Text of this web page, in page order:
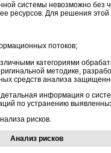
системы невозможно без
Для решения этой
потоков;
категориями
методике,
средств анализа
информация о
по устранению
рисков.
Анализ рисков